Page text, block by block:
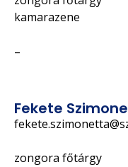
kamarazene
–
Fekete
zongora főtárgy